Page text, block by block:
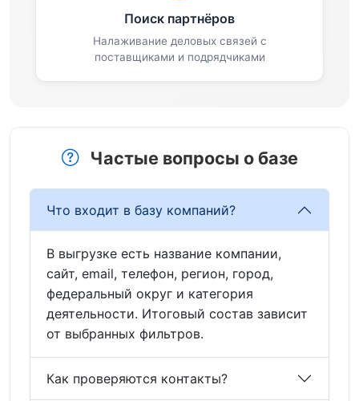
Поиск партнёров
Налаживание деловых связей с
поставщиками и подрядчиками
Частые вопросы о базе
Что входит в базу компаний?
В выгрузке есть название компании,
сайт, email, телефон, регион, город,
федеральный округ и категория
деятельности. Итоговый состав зависит
от выбранных фильтров.
Как проверяются контакты?